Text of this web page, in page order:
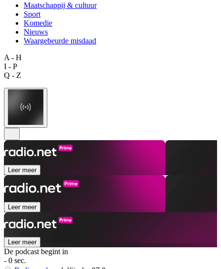
Maatschappij & cultuur
Sport
Komedie
Nieuws
Waargebeurde misdaad
A - H
I - P
Q - Z
Leer meer
Leer meer
Leer meer
De podcast begint in
- 0 sec.